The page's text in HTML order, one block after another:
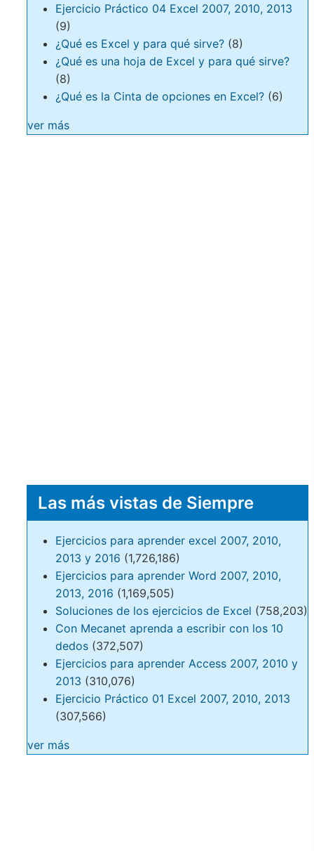
Ejercicio Práctico 04 Excel 2007, 2010, 2013
(9)
¿Qué es Excel y para qué sirve? (8)
¿Qué es una hoja de Excel y para qué sirve?
(8)
¿Qué es la Cinta de opciones en Excel? (6)
ver más
Las más vistas de Siempre
Ejercicios para aprender excel 2007, 2010,
2013 y 2016 (1,726,186)
Ejercicios para aprender Word 2007, 2010,
2013, 2016 (1,169,505)
Soluciones de los ejercicios de Excel (758,203)
Con Mecanet aprenda a escribir con los 10
dedos (372,507)
Ejercicios para aprender Access 2007, 2010 y
2013 (310,076)
Ejercicio Práctico 01 Excel 2007, 2010, 2013
(307,566)
ver más